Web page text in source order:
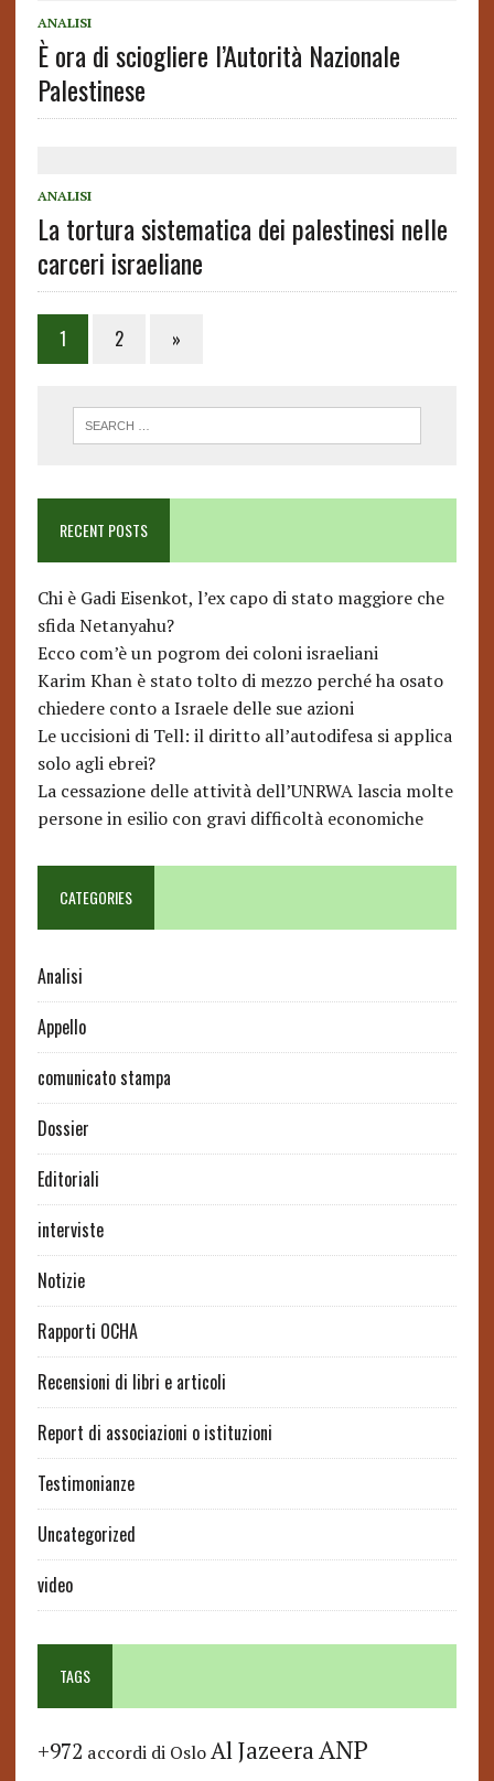
ANALISI
È ora di sciogliere l’Autorità Nazionale
Palestinese
ANALISI
La tortura sistematica dei palestinesi nelle
carceri israeliane
Posts
pagination
1 2 »
RECENT POSTS
Chi è Gadi Eisenkot, l’ex capo di stato maggiore che
sfida Netanyahu?
Ecco com’è un pogrom dei coloni israeliani
Karim Khan è stato tolto di mezzo perché ha osato
chiedere conto a Israele delle sue azioni
Le uccisioni di Tell: il diritto all’autodifesa si applica
solo agli ebrei?
La cessazione delle attività dell’UNRWA lascia molte
persone in esilio con gravi difficoltà economiche
CATEGORIES
Analisi
Appello
comunicato stampa
Dossier
Editoriali
interviste
Notizie
Rapporti OCHA
Recensioni di libri e articoli
Report di associazioni o istituzioni
Testimonianze
Uncategorized
video
TAGS
+972 accordi di Oslo Al JazeeraANP